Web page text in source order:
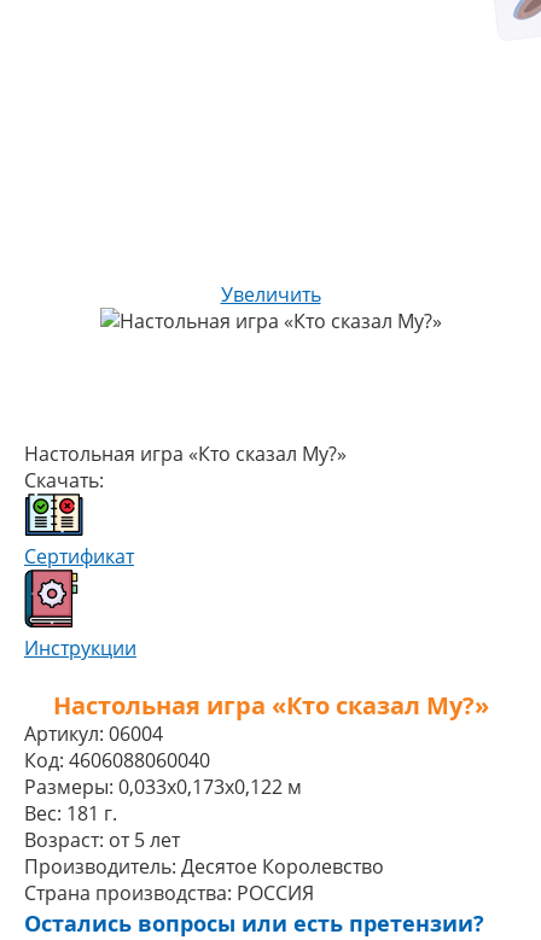
Увеличить
Настольная игра «Кто сказал Му?»
Скачать:
Сертификат
Инструкции
Настольная игра «Кто сказал Му?»
Артикул: 06004
Код: 4606088060040
Размеры: 0,033x0,173x0,122 м
Вес: 181 г.
Возраст: от 5 лет
Производитель: Десятое Королевство
Страна производства: РОССИЯ
Остались вопросы или есть претензии?